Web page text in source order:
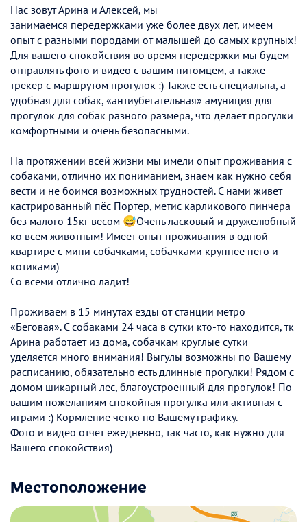
Нас зовут Арина и Алексей, мы
занимаемся передержками уже более двух лет, имеем
опыт с разными породами от малышей до самых крупных!
Для вашего спокойствия во время передержки мы будем
отправлять фото и видео с вашим питомцем, а также
трекер с маршрутом прогулок :) Также есть специальна, а
удобная для собак, «антиубегательная» амуниция для
прогулок для собак разного размера, что делает прогулки
комфортными и очень безопасными.
На протяжении всей жизни мы имели опыт проживания с
собаками, отлично их пониманием, знаем как нужно себя
вести и не боимся возможных трудностей. С нами живет
кастрированный пёс Портер, метис карликового пинчера
без малого 15кг весом 😅Очень ласковый и дружелюбный
ко всем животным! Имеет опыт проживания в одной
квартире с мини собачками, собачками крупнее него и
котиками)
Со всеми отлично ладит!
Проживаем в 15 минутах езды от станции метро
«Беговая». С собаками 24 часа в сутки кто-то находится, тк
Арина работает из дома, собачкам круглые сутки
уделяется много внимания! Выгулы возможны по Вашему
расписанию, обязательно есть длинные прогулки! Рядом с
домом шикарный лес, благоустроенный для прогулок! По
вашим пожеланиям спокойная прогулка или активная с
играми :) Кормление четко по Вашему графику.
Фото и видео отчёт ежедневно, так часто, как нужно для
Вашего спокойствия)
Местоположение